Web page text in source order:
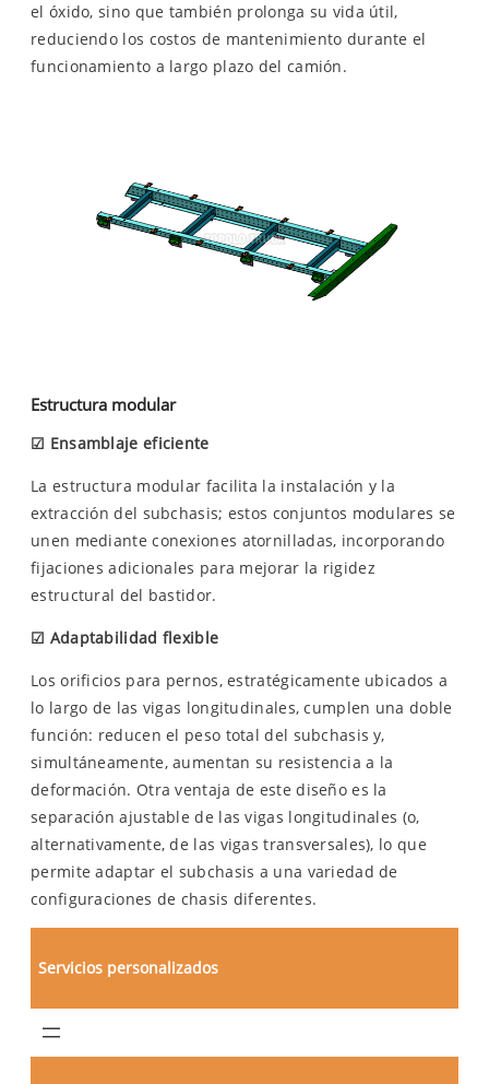
el óxido, sino que también prolonga su vida útil,
reduciendo los costos de mantenimiento durante el
funcionamiento a largo plazo del camión.
Estructura modular
☑ Ensamblaje eficiente
La estructura modular facilita la instalación y la
extracción del subchasis; estos conjuntos modulares se
unen mediante conexiones atornilladas, incorporando
fijaciones adicionales para mejorar la rigidez
estructural del bastidor.
☑ Adaptabilidad flexible
Los orificios para pernos, estratégicamente ubicados a
lo largo de las vigas longitudinales, cumplen una doble
función: reducen el peso total del subchasis y,
simultáneamente, aumentan su resistencia a la
deformación. Otra ventaja de este diseño es la
separación ajustable de las vigas longitudinales (o,
alternativamente, de las vigas transversales), lo que
permite adaptar el subchasis a una variedad de
configuraciones de chasis diferentes.
Servicios personalizados